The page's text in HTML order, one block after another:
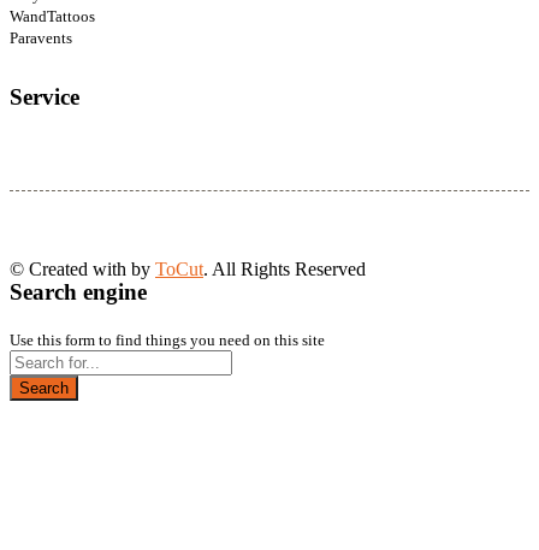
WandTattoos
Paravents
Service
© Created with by ToCut. All Rights Reserved
Search engine
Use this form to find things you need on this site
Search